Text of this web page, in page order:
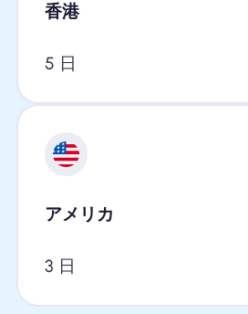
香港
5 日
アメリカ
3 日